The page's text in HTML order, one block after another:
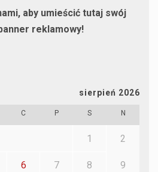
aby umieścić tutaj swój
reklamowy!
sierpień 2026
C P S N
1 2
6 7 8 9